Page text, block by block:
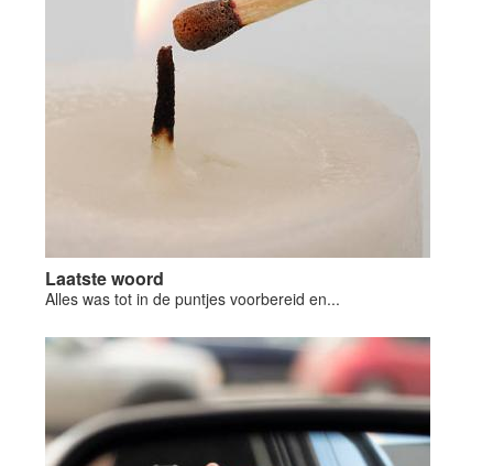
Laatste woord
Alles was tot in de puntjes voorbereid en...